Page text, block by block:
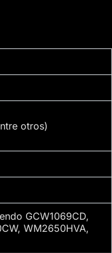
otros)
GCW1069CD,
WM2650HVA,